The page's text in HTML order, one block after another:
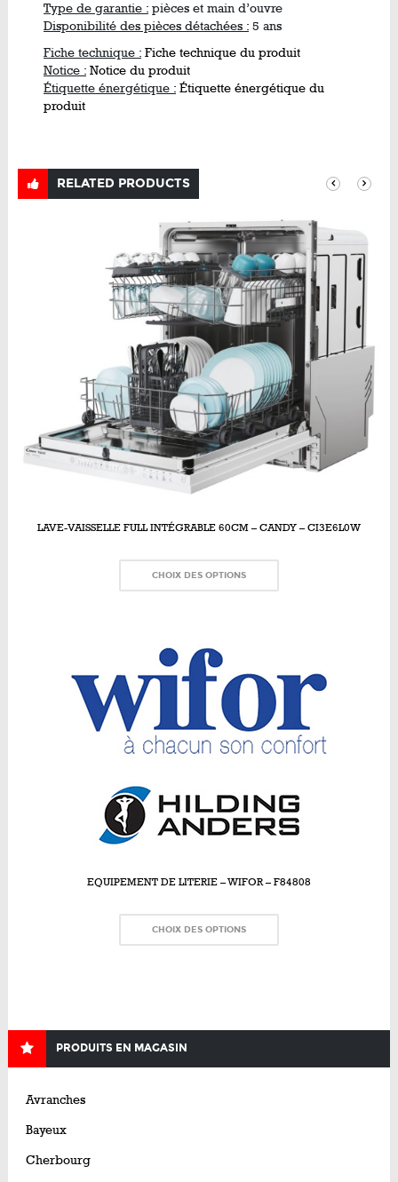
Type de garantie : pièces et main d’ouvre
Disponibilité des pièces détachées : 5 ans
Fiche technique : Fiche technique du produit
Notice : Notice du produit
Étiquette énergétique : Étiquette énergétique du
produit
RELATED PRODUCTS
LAVE-VAISSELLE FULL INTÉGRABLE 60CM – CANDY – CI3E6L0W
CHOIX DES OPTIONS
EQUIPEMENT DE LITERIE – WIFOR – F84808
CHOIX DES OPTIONS
PRODUITS EN MAGASIN
Avranches
Bayeux
Cherbourg